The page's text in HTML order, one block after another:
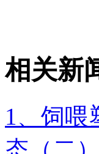
相关新
1、饲喂